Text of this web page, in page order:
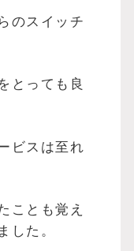
のスイッチ
とっても良
ビスは至れ
ことも覚え
した。